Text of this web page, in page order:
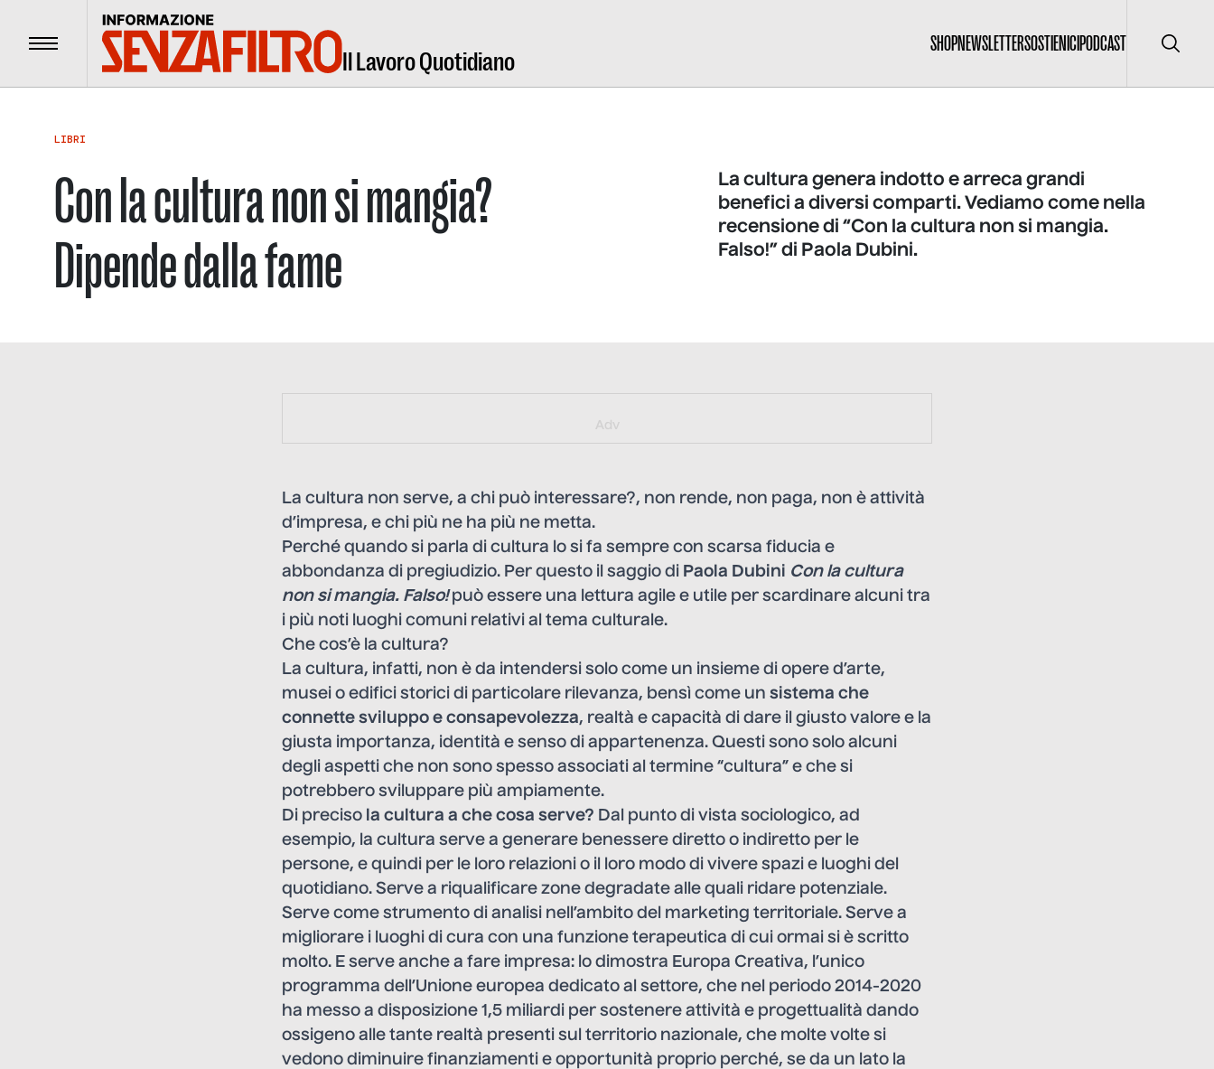
Menu Il Lavoro Quotidiano
SHOPNEWSLETTERSOSTIENICIPODCAST Cerca
LIBRI
Con la cultura non si mangia?
Dipende dalla fame
La cultura genera indotto e arreca grandi
benefici a diversi comparti. Vediamo come nella
recensione di “Con la cultura non si mangia.
Falso!” di Paola Dubini.
Adv
La cultura non serve, a chi può interessare?, non rende, non paga, non è attività
d’impresa, e chi più ne ha più ne metta.
Perché quando si parla di cultura lo si fa sempre con scarsa fiducia e
abbondanza di pregiudizio. Per questo il saggio di Paola Dubini Con la cultura
non si mangia. Falso!può essere una lettura agile e utile per scardinare alcuni tra
i più noti luoghi comuni relativi al tema culturale.
Che cos’è la cultura?
La cultura, infatti, non è da intendersi solo come un insieme di opere d’arte,
musei o edifici storici di particolare rilevanza, bensì come un sistema che
connette sviluppo e consapevolezza, realtà e capacità di dare il giusto valore e la
giusta importanza, identità e senso di appartenenza. Questi sono solo alcuni
degli aspetti che non sono spesso associati al termine “cultura” e che si
potrebbero sviluppare più ampiamente.
Di preciso la cultura a che cosa serve? Dal punto di vista sociologico, ad
esempio, la cultura serve a generare benessere diretto o indiretto per le
persone, e quindi per le loro relazioni o il loro modo di vivere spazi e luoghi del
quotidiano. Serve a riqualificare zone degradate alle quali ridare potenziale.
Serve come strumento di analisi nell’ambito del marketing territoriale. Serve a
migliorare i luoghi di cura con una funzione terapeutica di cui ormai si è scritto
molto. E serve anche a fare impresa: lo dimostra Europa Creativa, l’unico
programma dell’Unione europea dedicato al settore, che nel periodo 2014-2020
ha messo a disposizione 1,5 miliardi per sostenere attività e progettualità dando
ossigeno alle tante realtà presenti sul territorio nazionale, che molte volte si
vedono diminuire finanziamenti e opportunità proprio perché, se da un lato la